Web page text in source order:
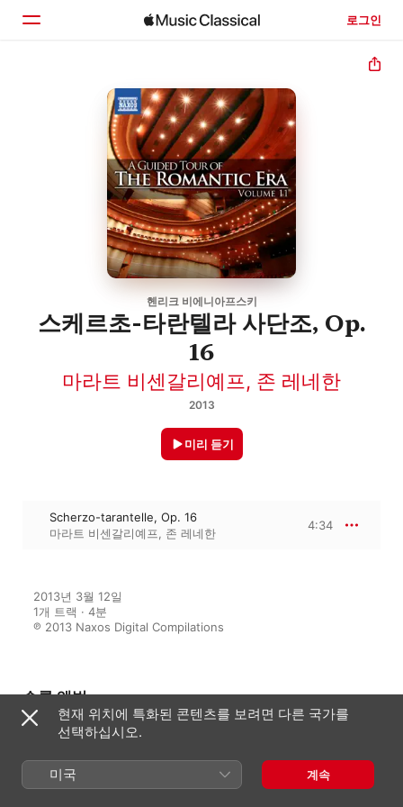
로그인
둘러보기
헨리크 비에니아프스키
스케르초-타란텔라 사단조, Op.
16
마라트 비센갈리예프, 존 레네한
2013
미리 듣기
Scherzo-tarantelle, Op. 16
마라트 비센갈리예프 , 존 레네한
4:34
2013년 3월 12일
1개 트랙 · 4분
℗ 2013 Naxos Digital Compilations
수록 앨범
A Guided Tour of the Romantic
현재 위치에 특화된 콘텐츠를 보려면 다른 국가를
선택하십시오.
미국 계속